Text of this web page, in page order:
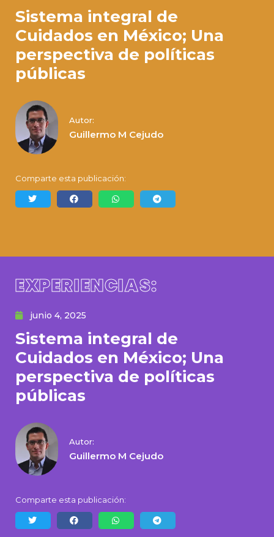
Sistema integral de
Cuidados en México; Una
perspectiva de políticas
públicas
Autor:
Guillermo M Cejudo
Comparte esta publicación:
EXPERIENCIAS:
junio 4, 2025
Sistema integral de
Cuidados en México; Una
perspectiva de políticas
públicas
Autor:
Guillermo M Cejudo
Comparte esta publicación: